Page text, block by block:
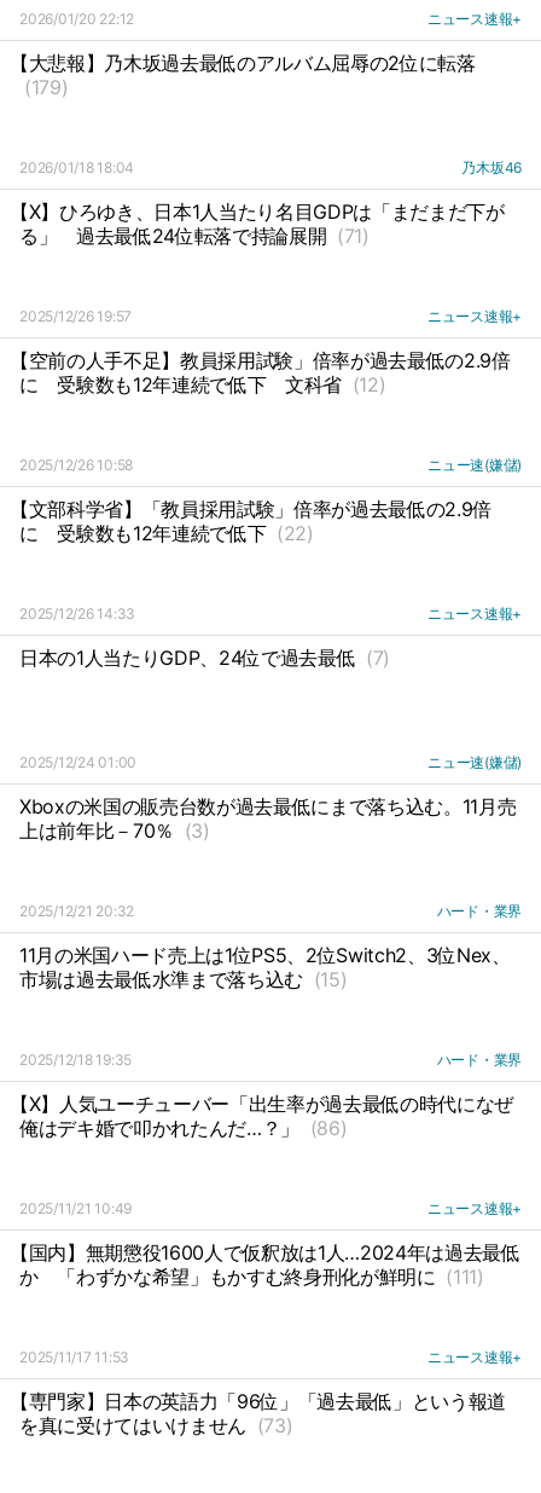
2026/01/20 22:12 ニュース速報+
【大悲報】乃木坂過去最低のアルバム屈辱の2位に転落
(179)
2026/01/18 18:04 乃木坂46
【X】ひろゆき、日本1人当たり名目GDPは「まだまだ下が
る」
過去最低24位転落で持論展開 (71)
2025/12/26 19:57 ニュース速報+
【空前の人手不足】教員採用試験」倍率が過去最低の2.9倍
に
受験数も12年連続で低下 文科省 (12)
2025/12/26 10:58 ニュー速(嫌儲)
【文部科学省】「教員採用試験」倍率が過去最低の2.9倍
に
受験数も12年連続で低下 (22)
2025/12/26 14:33 ニュース速報+
日本の1人当たりGDP、24位で過去最低 (7)
2025/12/24 01:00 ニュー速(嫌儲)
Xboxの米国の販売台数が過去最低にまで落ち込む。11月売
上は前年比－70％ (3)
2025/12/21 20:32 ハード・業界
11月の米国ハード売上は1位PS5、2位Switch2、3位Nex、
市場は過去最低水準まで落ち込む (15)
2025/12/18 19:35 ハード・業界
【X】人気ユーチューバー「出生率が過去最低の時代になぜ
俺はデキ婚で叩かれたんだ…？」
(86)
2025/11/21 10:49 ニュース速報+
【国内】無期懲役1600人で仮釈放は1人…2024年は過去最低
か
「わずかな希望」もかすむ終身刑化が鮮明に (111)
2025/11/17 11:53 ニュース速報+
【専門家】日本の英語力「96位」「過去最低」という報道
を真に受けてはいけません (73)